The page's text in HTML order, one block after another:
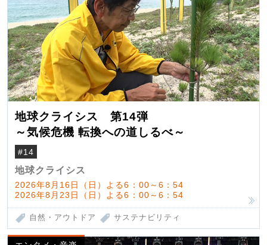
地球クライシス 第14弾
～気候危機 転換への道しるべ～
#14
地球クライシス
2026年8月16日（日）よる6：00～6：54
2026年8月23日（日）よる6：00～6：54
自然・アウトドア サステナビリティ